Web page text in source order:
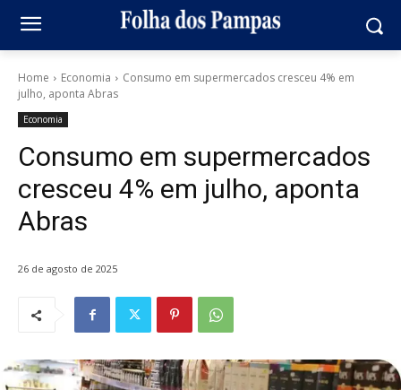
Home Economia
Consumo em supermercados cresceu 4% em
julho, aponta Abras
Economia
Consumo em supermercados
cresceu 4% em julho, aponta
Abras
26 de agosto de 2025